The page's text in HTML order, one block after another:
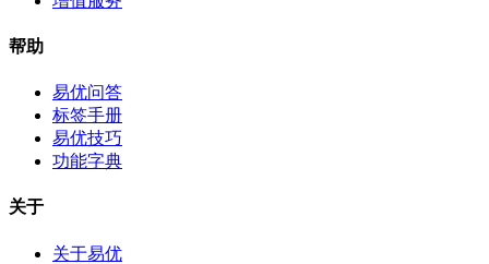
帮助
易优问答
标签手册
易优技巧
功能字典
关于
关于易优